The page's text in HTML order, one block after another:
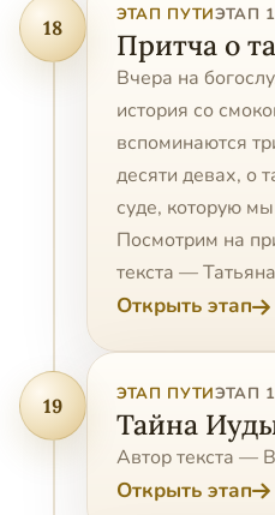
18
ЭТАП ПУТИЭТАП
Притча о
Вчера на
история со
вспоминаются
десяти девах, о
суде, которую
Посмотрим на
текста —
Открыть этап
19
ЭТАП ПУТИЭТАП
Тайна
Автор текста —
Открыть этап